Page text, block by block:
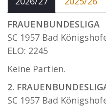
FRAUENBUNDESLIGA
SC 1957 Bad
ELO: 2245
Keine Partien.
2.
SC 1957 Bad